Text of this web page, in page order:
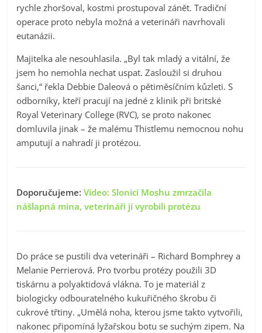
rychle zhoršoval, kostmi prostupoval zánět. Tradiční
operace proto nebyla možná a veterináři navrhovali
eutanázii.
Majitelka ale nesouhlasila. „Byl tak mladý a vitální, že
jsem ho nemohla nechat uspat. Zasloužil si druhou
šanci,“ řekla Debbie Daleová o pětiměsíčním kůzleti. S
odborníky, kteří pracují na jedné z klinik při britské
Royal Veterinary College (RVC), se proto nakonec
domluvila jinak – že malému Thistlemu nemocnou nohu
amputují a nahradí ji protézou.
Doporučujeme:Video: Slonici Moshu zmrzačila
nášlapná mina, veterináři jí vyrobili protézu
Do práce se pustili dva veterináři – Richard Bomphrey a
Melanie Perrierová. Pro tvorbu protézy použili 3D
tiskárnu a polyaktidová vlákna. To je materiál z
biologicky odbouratelného kukuřičného škrobu či
cukrové třtiny. „Umělá noha, kterou jsme takto vytvořili,
nakonec připomíná lyžařskou botu se suchým zipem. Na